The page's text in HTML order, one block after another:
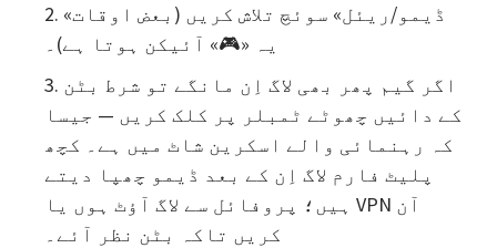
«ڈیمو/ریئل» سوئچ تلاش کریں (بعض اوقات
یہ «🎮» آئیکن ہوتا ہے)۔
اگر گیم پھر بھی لاگ اِن مانگے تو شرط بٹن
کے دائیں چھوٹے ٹمبلر پر کلک کریں — جیسا
کہ رہنمائی والے اسکرین شاٹ میں ہے۔ کچھ
پلیٹ فارم لاگ اِن کے بعد ڈیمو چھپا دیتے
ہیں؛ پروفائل سے لاگ آؤٹ ہوں یا VPN آن
کریں تاکہ بٹن نظر آئے۔